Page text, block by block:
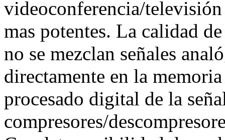
videoconferencia/
mas potentes. La calidad
no se mezclan señales
directamente en la
procesado digital de la
compresores/